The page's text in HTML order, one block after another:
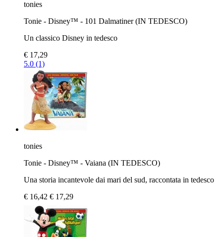
tonies
Tonie - Disney™ - 101 Dalmatiner (IN TEDESCO)
Un classico Disney in tedesco
€ 17,29
5.0 (1)
tonies
Tonie - Disney™ - Vaiana (IN TEDESCO)
Una storia incantevole dai mari del sud, raccontata in tedesco
€ 16,42 € 17,29